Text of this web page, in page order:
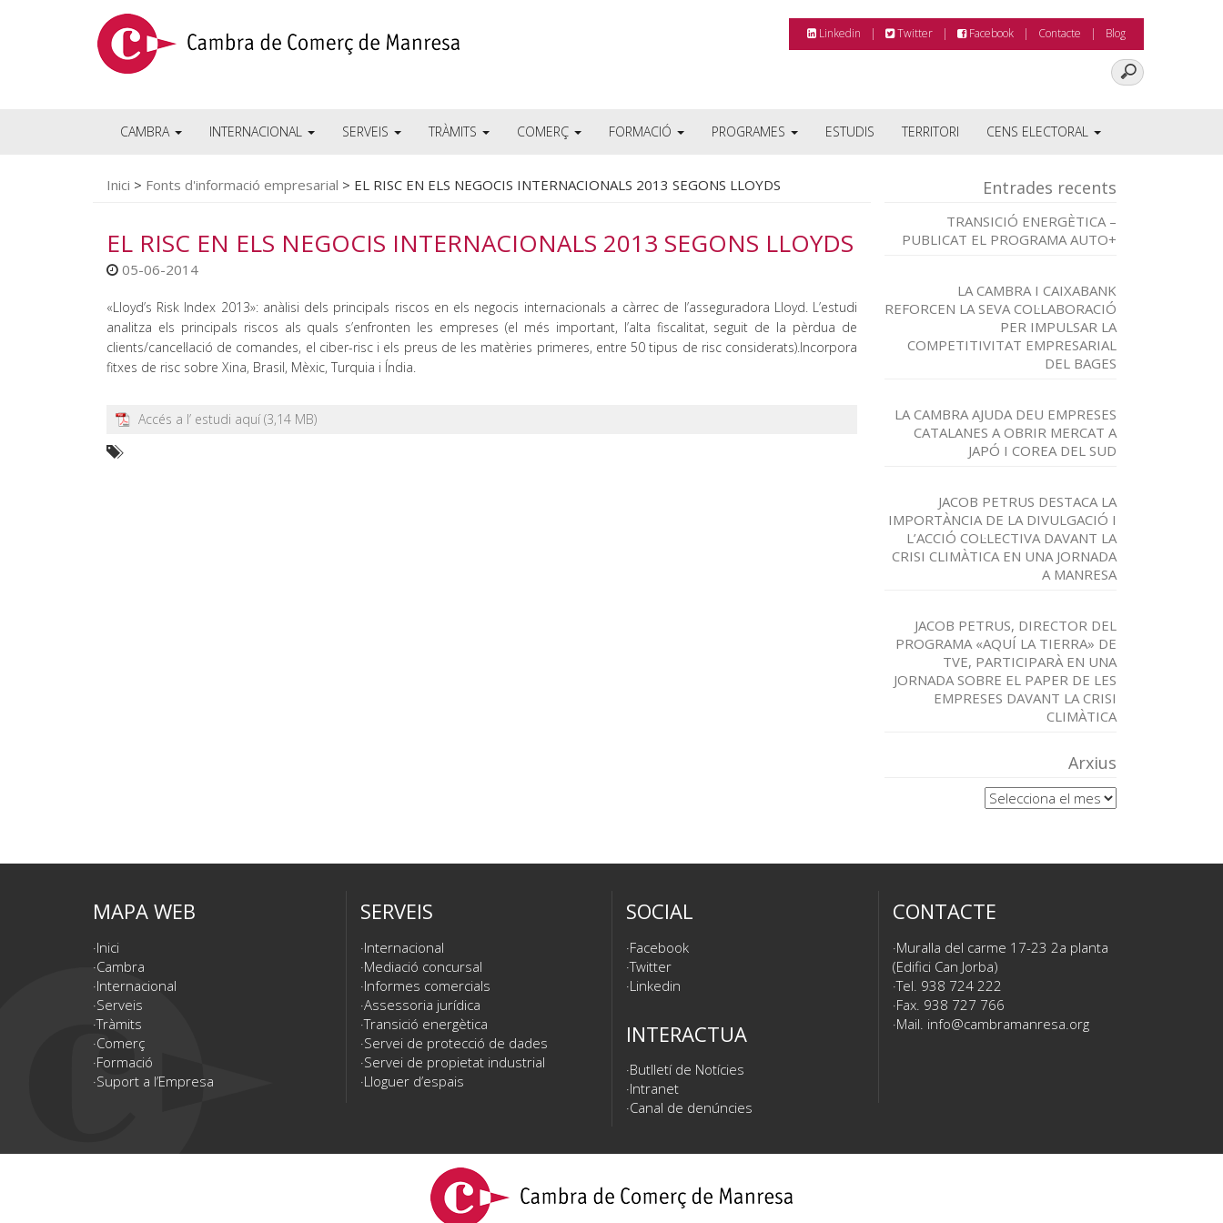
Linkedin Twitter Facebook Contacte Blog
CAMBRA INTERNACIONAL SERVEIS TRÀMITS COMERÇ FORMACIÓ PROGRAMES ESTUDIS TERRITORI CENS ELECTORAL
Inici > Fonts d'informació empresarial > EL RISC EN ELS NEGOCIS INTERNACIONALS 2013 SEGONS LLOYDS
EL RISC EN ELS NEGOCIS INTERNACIONALS 2013 SEGONS LLOYDS
05-06-2014
«Lloyd’s Risk Index 2013»: anàlisi dels principals riscos en els negocis internacionals a càrrec de l’asseguradora Lloyd. L’estudi
analitza els principals riscos als quals s’enfronten les empreses (el més important, l’alta fiscalitat, seguit de la pèrdua de
clients/cancel·lació de comandes, el ciber-risc i els preus de les matèries primeres, entre 50 tipus de risc considerats).Incorpora
fitxes de risc sobre Xina, Brasil, Mèxic, Turquia i Índia.
Accés a l’ estudi aquí
Entrades recents
TRANSICIÓ ENERGÈTICA –
PUBLICAT EL PROGRAMA AUTO+
LA CAMBRA I CAIXABANK
REFORCEN LA SEVA COL·LABORACIÓ
PER IMPULSAR LA
COMPETITIVITAT EMPRESARIAL
DEL BAGES
LA CAMBRA AJUDA DEU EMPRESES
CATALANES A OBRIR MERCAT A
JAPÓ I COREA DEL SUD
JACOB PETRUS DESTACA LA
IMPORTÀNCIA DE LA DIVULGACIÓ I
L’ACCIÓ COL·LECTIVA DAVANT LA
CRISI CLIMÀTICA EN UNA JORNADA
A MANRESA
JACOB PETRUS, DIRECTOR DEL
PROGRAMA «AQUÍ LA TIERRA» DE
TVE, PARTICIPARÀ EN UNA
JORNADA SOBRE EL PAPER DE LES
EMPRESES DAVANT LA CRISI
CLIMÀTICA
Arxius
Arxius
MAPA WEB
Inici
Cambra
Internacional
Serveis
Tràmits
Comerç
Formació
Suport a l’Empresa
SERVEIS
Internacional
Mediació concursal
Informes comercials
Assessoria jurídica
Transició energètica
Servei de protecció de dades
Servei de propietat industrial
Lloguer d’espais
SOCIAL
Facebook
Twitter
Linkedin
INTERACTUA
Butlletí de Notícies
Intranet
Canal de denúncies
CONTACTE
Muralla del carme 17-23 2a planta
(Edifici Can Jorba)
Tel. 938 724 222
Fax. 938 727 766
Mail. info@cambramanresa.org